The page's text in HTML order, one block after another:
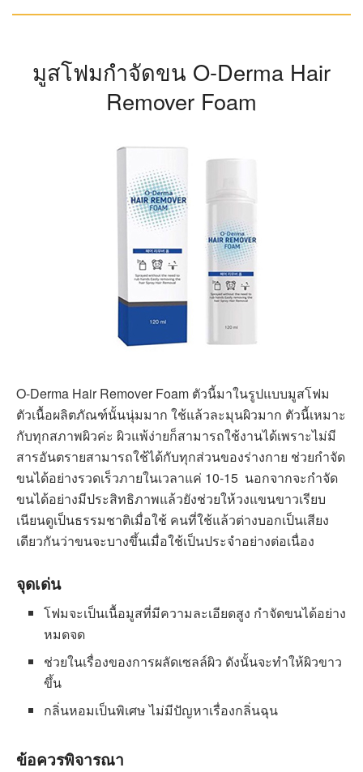
มูสโฟมกำจัดขน O-Derma Hair
Remover Foam
O-Derma Hair Remover Foam ตัวนี้มาในรูปแบบมูสโฟม
ตัวเนื้อผลิตภัณฑ์นั้นนุ่มมาก ใช้แล้วละมุนผิวมาก ตัวนี้เหมาะ
กับทุกสภาพผิวค่ะ ผิวแพ้ง่ายก็สามารถใช้งานได้เพราะไม่มี
สารอันตรายสามารถใช้ได้กับทุกส่วนของร่างกาย ช่วยกำจัด
ขนได้อย่างรวดเร็วภายในเวลาแค่ 10-15 นอกจากจะกำจัด
ขนได้อย่างมีประสิทธิภาพแล้วยังช่วยให้วงแขนขาวเรียบ
เนียนดูเป็นธรรมชาติเมื่อใช้ คนที่ใช้แล้วต่างบอกเป็นเสียง
เดียวกันว่าขนจะบางขึ้นเมื่อใช้เป็นประจำอย่างต่อเนื่อง
จุดเด่น
โฟมจะเป็นเนื้อมูสที่มีความละเอียดสูง กำจัดขนได้อย่าง
หมดจด
ช่วยในเรื่องของการผลัดเซลล์ผิว ดังนั้นจะทำให้ผิวขาว
ขึ้น
กลิ่นหอมเป็นพิเศษ ไม่มีปัญหาเรื่องกลิ่นฉุน
ข้อควรพิจารณา